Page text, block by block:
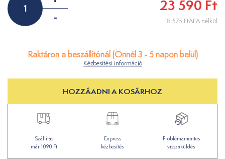
-
23 590 Ft
18 575 FtÁFA nélkül
Raktáron a beszállítónál (Önnél 3 - 5 napon belül)
Kézbesítési információ
HOZZÁADNI A KOSÁRHOZ
Szállítás
már 1090 Ft
Express
kézbesítés
Problémamentes
visszaküldés